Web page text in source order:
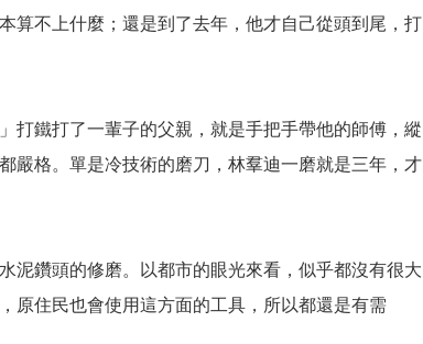
算不上什麼；還是到了去年，他才自己從頭到尾，打
打鐵打了一輩子的父親，就是手把手帶他的師傅，縱
嚴格。單是冷技術的磨刀，林羣迪一磨就是三年，才
泥鑽頭的修磨。以都市的眼光來看，似乎都沒有很大
原住民也會使用這方面的工具，所以都還是有需